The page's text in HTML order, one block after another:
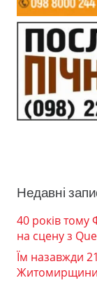
Недавні
40 років тому
на сцену з
Їм назавжди
Житомирщини